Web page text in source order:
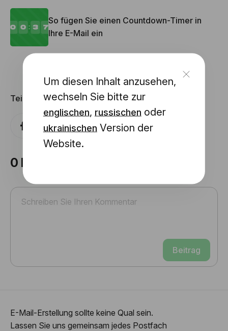
Um diesen Inhalt anzusehen,
wechseln Sie bitte zur
englischen, russischen oder
ukrainischen Version der
Website.
So fügen Sie einen Countdown-Timer in
Ihre E-Mail ein
Teilen mit
0 Kommentare
Beitrag
E-Mail-Erstellung sollte keine Qual sein.
Lassen Sie uns gemeinsam jedes Postfach